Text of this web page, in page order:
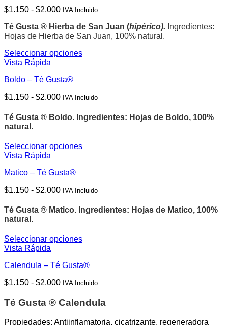
de
producto
variantes.
opciones
se
elegir
en
la
página
de
producto
$1.150 - $2.000Rango
precios:
desde
hasta
IVA Incluido
Té Gusta ® Hierba de San Juan (hipérico). Ingredientes:
Hojas de Hierba de San Juan, 100% natural.
Seleccionar opciones
Este
tiene
variantes.
opciones
se
elegir
en
página
producto
Vista Rápida
Boldo – Té Gusta®
$1.150 - $2.000Rango
precios:
hasta
$2.000
IVA Incluido
Té Gusta ® Boldo. Ingredientes: Hojas de Boldo, 100%
natural.
Seleccionar opciones
Este
tiene
variantes.
opciones
se
elegir
en
página
producto
Vista Rápida
Matico – Té Gusta®
$1.150 - $2.000Rango
precios:
hasta
$2.000
IVA Incluido
Té Gusta ® Matico. Ingredientes: Hojas de Matico, 100%
natural.
Seleccionar opciones
Este
tiene
variantes.
opciones
pueden
Vista Rápida
Calendula – Té Gusta®
$1.150 - $2.000Rango
precios:
$1.150
IVA Incluido
Té Gusta ® Calendula
Propiedades: Antiinflamatoria, cicatrizante, regeneradora